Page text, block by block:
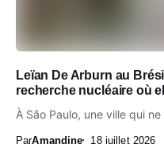
Leïan De Arburn au
recherche nucléaire où
À São Paulo, une ville qui
ParAmandine 18 juillet 2026